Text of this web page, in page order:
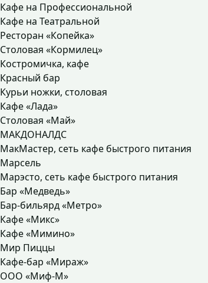
Кафе на Профессиональной
Кафе на Театральной
Ресторан «Копейка»
Столовая «Кормилец»
Костромичка, кафе
Красный бар
Курьи ножки, столовая
Кафе «Лада»
Столовая «Май»
МАКДОНАЛДС
МакМастер, сеть кафе быстрого питания
Марсель
Марэсто, сеть кафе быстрого питания
Бар «Медведь»
Бар-бильярд «Метро»
Кафе «Микс»
Кафе «Мимино»
Мир Пиццы
Кафе-бар «Мираж»
ООО «Миф-М»